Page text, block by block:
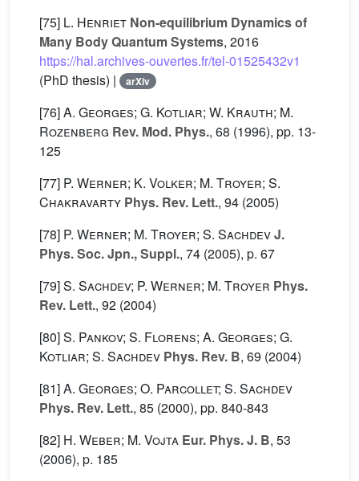
[75] L. Henriet Non-equilibrium Dynamics of
Many Body Quantum Systems, 2016
https://hal.archives-ouvertes.fr/tel-01525432v1
(PhD thesis) |
arXiv
[76]A. Georges; G. Kotliar; W. Krauth; M.
Rozenberg Rev. Mod. Phys., 68 (1996), pp. 13-
125
[77] P. Werner; K. Volker; M. Troyer; S.
Chakravarty Phys. Rev. Lett., 94 (2005)
[78] P. Werner; M. Troyer; S. SachdevJ.
Phys. Soc. Jpn., Suppl., 74 (2005), p. 67
[79]S. Sachdev; P. Werner; M. Troyer Phys.
Rev. Lett., 92 (2004)
[80]S. Pankov; S. Florens; A. Georges; G.
Kotliar; S. Sachdev Phys. Rev. B, 69 (2004)
[81]A. Georges; O. Parcollet; S. Sachdev
Phys. Rev. Lett., 85 (2000), pp. 840-843
[82] H. Weber; M. Vojta Eur. Phys. J. B, 53
(2006), p. 185